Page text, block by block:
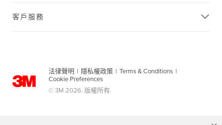
客戶服務
法律聲明 | 隱私權政策 | Terms & Conditions |
Cookie Preferences
© 3M 2026. 版權所有.